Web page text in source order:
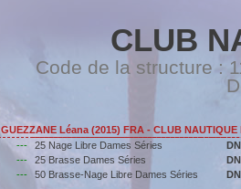
CLUB
Code de la structure :
GUEZZANE Léana (2015) FRA - CLUB NAUTIQUE
---
25 Nage Libre Dames Séries
---
25 Brasse Dames Séries
---
50 Brasse-Nage Libre Dames Séries